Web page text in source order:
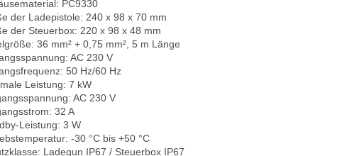
PC9330
der Ladepistole: 240 x 98 x 70 mm
der Steuerbox: 220 x 98 x 48 mm
36 mm² + 0,75 mm², 5 m Länge
AC 230 V
50 Hz/60 Hz
Leistung: 7 kW
AC 230 V
32 A
Leistung: 3 W
-30 °C bis +50 °C
Ladegun IP67 / Steuerbox IP67